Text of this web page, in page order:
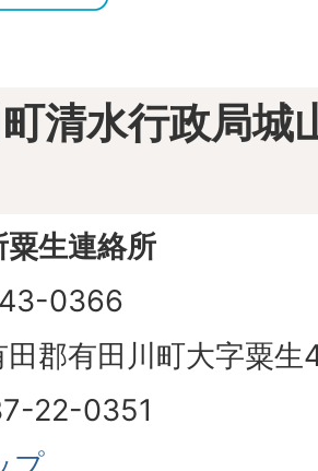
清水行政局城
生連絡所
0366
郡有田川町大字粟生
22-0351